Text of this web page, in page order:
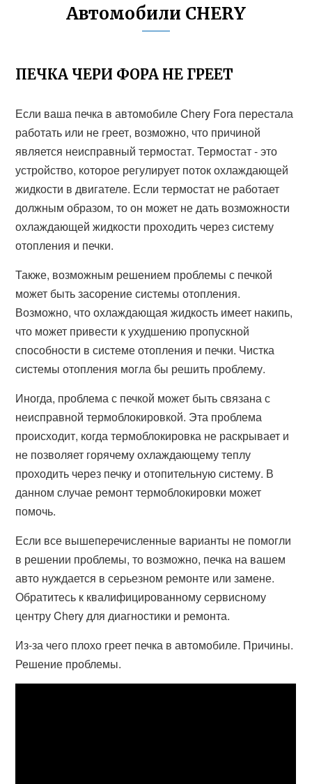
Автомобили CHERY
ПЕЧКА ЧЕРИ ФОРА НЕ ГРЕЕТ
Если ваша печка в автомобиле Chery Fora перестала
работать или не греет, возможно, что причиной
является неисправный термостат. Термостат - это
устройство, которое регулирует поток охлаждающей
жидкости в двигателе. Если термостат не работает
должным образом, то он может не дать возможности
охлаждающей жидкости проходить через систему
отопления и печки.
Также, возможным решением проблемы с печкой
может быть засорение системы отопления.
Возможно, что охлаждающая жидкость имеет накипь,
что может привести к ухудшению пропускной
способности в системе отопления и печки. Чистка
системы отопления могла бы решить проблему.
Иногда, проблема с печкой может быть связана с
неисправной термоблокировкой. Эта проблема
происходит, когда термоблокировка не раскрывает и
не позволяет горячему охлаждающему теплу
проходить через печку и отопительную систему. В
данном случае ремонт термоблокировки может
помочь.
Если все вышеперечисленные варианты не помогли
в решении проблемы, то возможно, печка на вашем
авто нуждается в серьезном ремонте или замене.
Обратитесь к квалифицированному сервисному
центру Chery для диагностики и ремонта.
Из-за чего плохо греет печка в автомобиле. Причины.
Решение проблемы.